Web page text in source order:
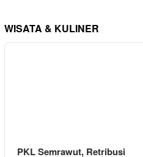
WISATA & KULINER
PKL Semrawut, Retribusi